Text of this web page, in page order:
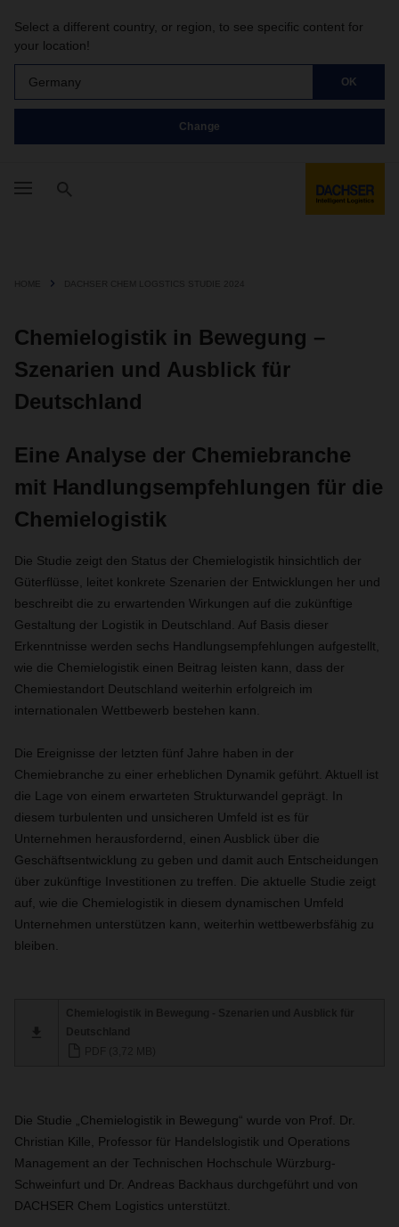
Select a different country, or region, to see specific content for
your location!
Germany OK
Change
HOME DACHSER CHEM LOGSTICS STUDIE 2024
Chemielogistik in Bewegung –
Szenarien und Ausblick für
Deutschland
Eine Analyse der Chemiebranche
mit Handlungsempfehlungen für die
Chemielogistik
Die Studie zeigt den Status der Chemielogistik hinsichtlich der
Güterflüsse, leitet konkrete Szenarien der Entwicklungen her und
beschreibt die zu erwartenden Wirkungen auf die zukünftige
Gestaltung der Logistik in Deutschland. Auf Basis dieser
Erkenntnisse werden sechs Handlungsempfehlungen aufgestellt,
wie die Chemielogistik einen Beitrag leisten kann, dass der
Chemiestandort Deutschland weiterhin erfolgreich im
internationalen Wettbewerb bestehen kann.
Die Ereignisse der letzten fünf Jahre haben in der
Chemiebranche zu einer erheblichen Dynamik geführt. Aktuell ist
die Lage von einem erwarteten Strukturwandel geprägt. In
diesem turbulenten und unsicheren Umfeld ist es für
Unternehmen herausfordernd, einen Ausblick über die
Geschäftsentwicklung zu geben und damit auch Entscheidungen
über zukünftige Investitionen zu treffen. Die aktuelle Studie zeigt
auf, wie die Chemielogistik in diesem dynamischen Umfeld
Unternehmen unterstützen kann, weiterhin wettbewerbsfähig zu
bleiben.
Die Studie „Chemielogistik in Bewegung“ wurde von Prof. Dr.
Christian Kille, Professor für Handelslogistik und Operations
Management an der Technischen Hochschule Würzburg-
Schweinfurt und Dr. Andreas Backhaus durchgeführt und von
DACHSER Chem Logistics unterstützt.